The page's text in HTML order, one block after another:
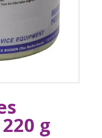
g